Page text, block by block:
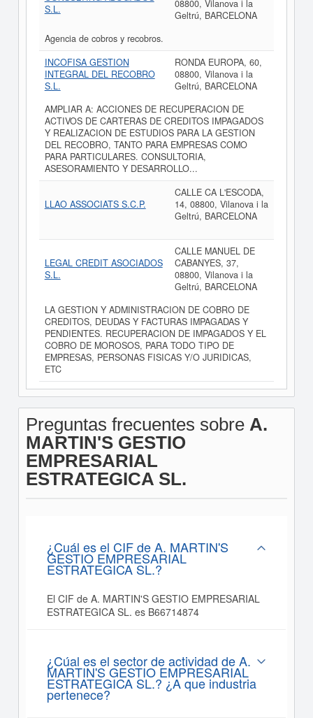
S.L.
08800, Vilanova i la
Geltrú, BARCELONA
Agencia de cobros y recobros.
INCOFISA GESTION
INTEGRAL DEL RECOBRO
S.L.
RONDA EUROPA, 60,
08800, Vilanova i la
Geltrú, BARCELONA
AMPLIAR A: ACCIONES DE RECUPERACION DE
ACTIVOS DE CARTERAS DE CREDITOS IMPAGADOS
Y REALIZACION DE ESTUDIOS PARA LA GESTION
DEL RECOBRO, TANTO PARA EMPRESAS COMO
PARA PARTICULARES. CONSULTORIA,
ASESORAMIENTO Y DESARROLLO...
LLAO ASSOCIATS S.C.P.
CALLE CA L'ESCODA,
14, 08800, Vilanova i la
Geltrú, BARCELONA
LEGAL CREDIT ASOCIADOS
S.L.
CALLE MANUEL DE
CABANYES, 37,
08800, Vilanova i la
Geltrú, BARCELONA
LA GESTION Y ADMINISTRACION DE COBRO DE
CREDITOS, DEUDAS Y FACTURAS IMPAGADAS Y
PENDIENTES. RECUPERACION DE IMPAGADOS Y EL
COBRO DE MOROSOS, PARA TODO TIPO DE
EMPRESAS, PERSONAS FISICAS Y/O JURIDICAS,
ETC
Preguntas frecuentes sobre A.
MARTIN'S GESTIO
EMPRESARIAL
ESTRATEGICA SL.
¿Cuál es el CIF de A. MARTIN'S
GESTIO EMPRESARIAL
ESTRATEGICA SL.?
El CIF de A. MARTIN'S GESTIO EMPRESARIAL
ESTRATEGICA SL. es B66714874
¿Cúal es el sector de actividad de A.
MARTIN'S GESTIO EMPRESARIAL
ESTRATEGICA SL.? ¿A que industria
pertenece?